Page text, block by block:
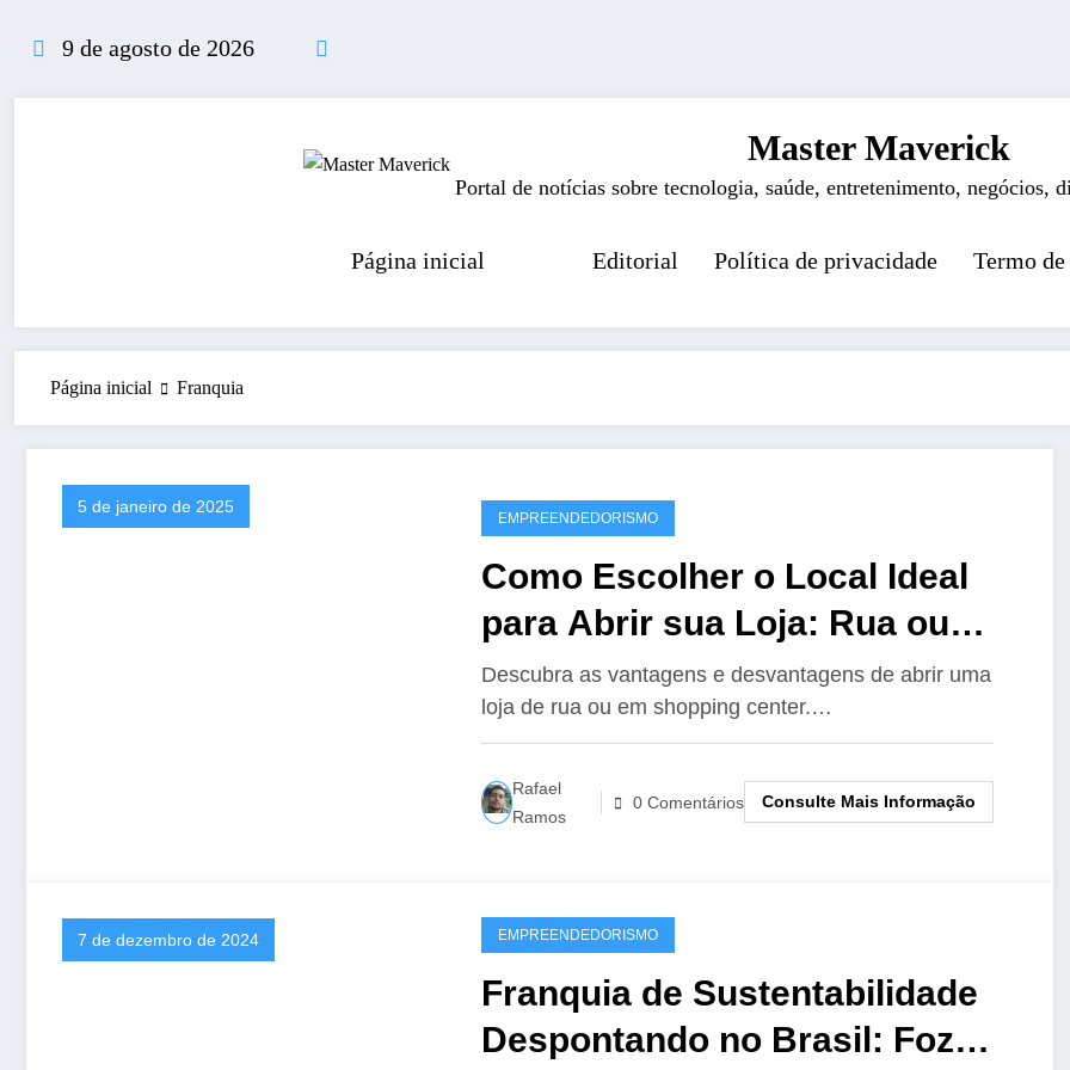
conteúdo
9 de agosto de 2026
Master Maverick
Portal de notícias sobre tecnologia, saúde, entretenimento, negócios,
Página inicial Editorial Política de privacidade Termo
Página inicial Franquia
5 de janeiro de 2025
EMPREENDEDORISMO
Como Escolher o Local Ideal
para Abrir sua Loja: Rua ou
Shopping?
Descubra as vantagens e desvantagens de abrir uma
loja de rua ou em shopping center.…
Rafael
Ramos
0 Comentários Consulte Mais Informação
7 de dezembro de 2024 EMPREENDEDORISMO
Franquia de Sustentabilidade
Despontando no Brasil: Foz